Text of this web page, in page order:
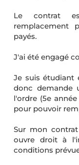
Le contrat
remplacement
payés.
J'ai été engagé
Je suis étudiant
donc demande
l'ordre (5e
pour pouvoir
Sur mon
ouvre droit à
conditions